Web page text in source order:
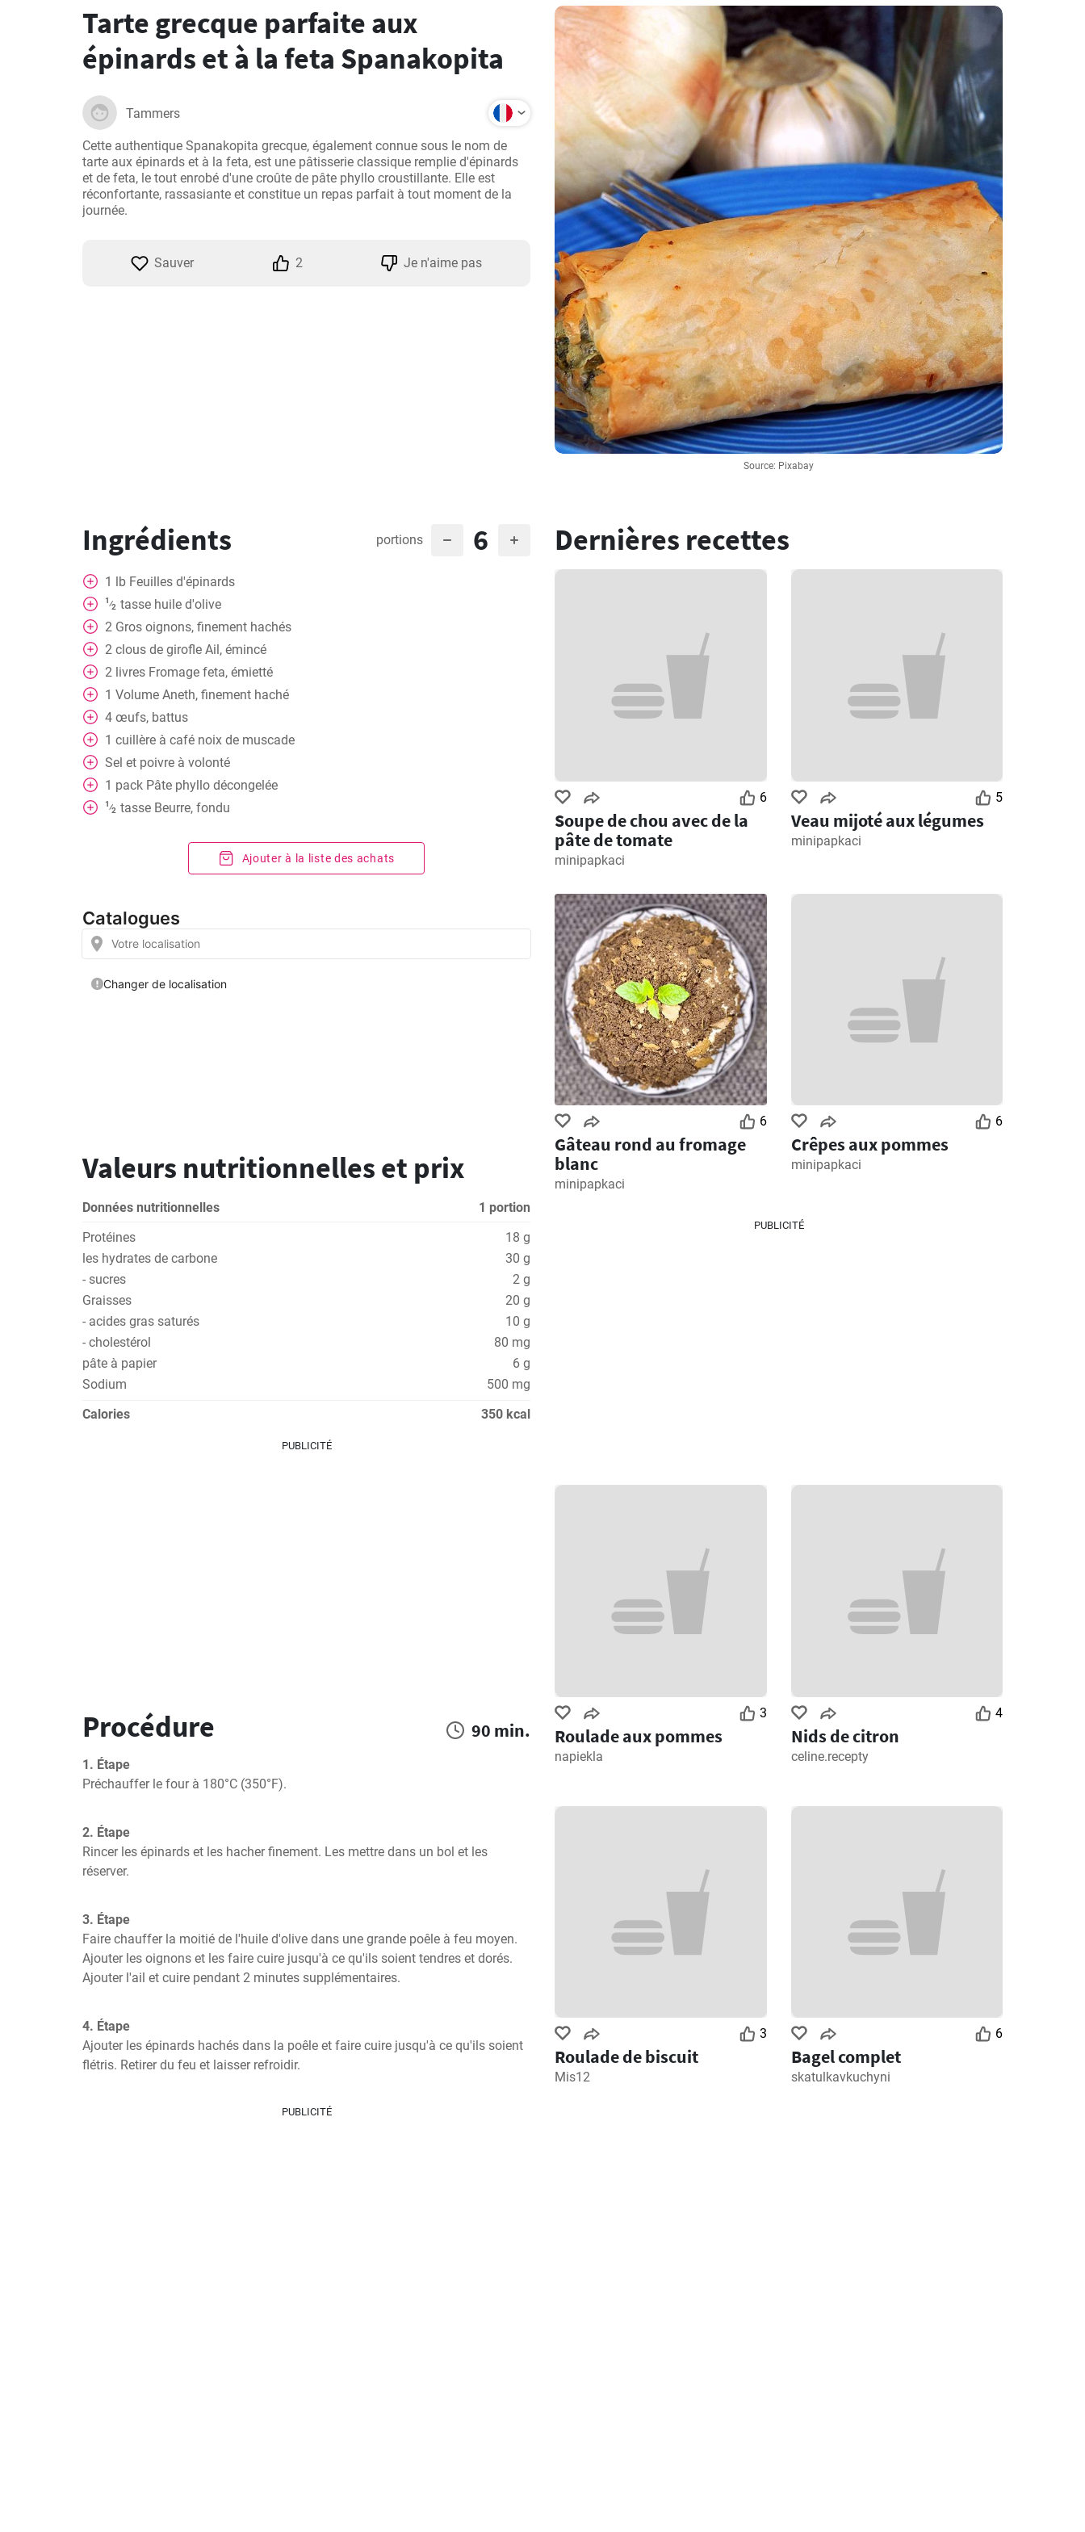
Source: Pixabay
Tarte grecque parfaite aux
épinards et à la feta Spanakopita
Tammers
Cette authentique Spanakopita grecque, également connue sous le nom de
tarte aux épinards et à la feta, est une pâtisserie classique remplie d'épinards
et de feta, le tout enrobé d'une croûte de pâte phyllo croustillante. Elle est
réconfortante, rassasiante et constitue un repas parfait à tout moment de la
journée.
Sauver 2 Je n'aime pas
Ingrédients portions 6
1 lb Feuilles d'épinards
1⁄2 tasse huile d'olive
2 Gros oignons, finement hachés
2 clous de girofle Ail, émincé
2 livres Fromage feta, émietté
1 Volume Aneth, finement haché
4 œufs, battus
1 cuillère à café noix de muscade
Sel et poivre à volonté
1 pack Pâte phyllo décongelée
1⁄2 tasse Beurre, fondu
Ajouter à la liste des achats
Valeurs nutritionnelles et prix
Données nutritionnelles
1 portion
Protéines
18 g
les hydrates de carbone
30 g
- sucres
2 g
Graisses
20 g
- acides gras saturés
10 g
- cholestérol
80 mg
pâte à papier
6 g
Sodium
500 mg
Calories
350 kcal
PUBLICITÉ
Procédure 90 min.
1. Étape
Préchauffer le four à 180°C (350°F).
2. Étape
Rincer les épinards et les hacher finement. Les mettre dans un bol et les
réserver.
3. Étape
Faire chauffer la moitié de l'huile d'olive dans une grande poêle à feu moyen.
Ajouter les oignons et les faire cuire jusqu'à ce qu'ils soient tendres et dorés.
Ajouter l'ail et cuire pendant 2 minutes supplémentaires.
4. Étape
Ajouter les épinards hachés dans la poêle et faire cuire jusqu'à ce qu'ils soient
flétris. Retirer du feu et laisser refroidir.
PUBLICITÉ
Dernières recettes
6
Soupe de chou avec de la
pâte de tomate
minipapkaci
5
Veau mijoté aux légumes
minipapkaci
6
Gâteau rond au fromage
blanc
minipapkaci
6
Crêpes aux pommes
minipapkaci
PUBLICITÉ
3
Roulade aux pommes
napiekla
4
Nids de citron
celine.recepty
3
Roulade de biscuit
Mis12
6
Bagel complet
skatulkavkuchyni